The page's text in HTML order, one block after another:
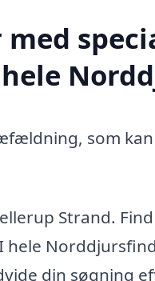
med
som
Strand.
hele
din søgning